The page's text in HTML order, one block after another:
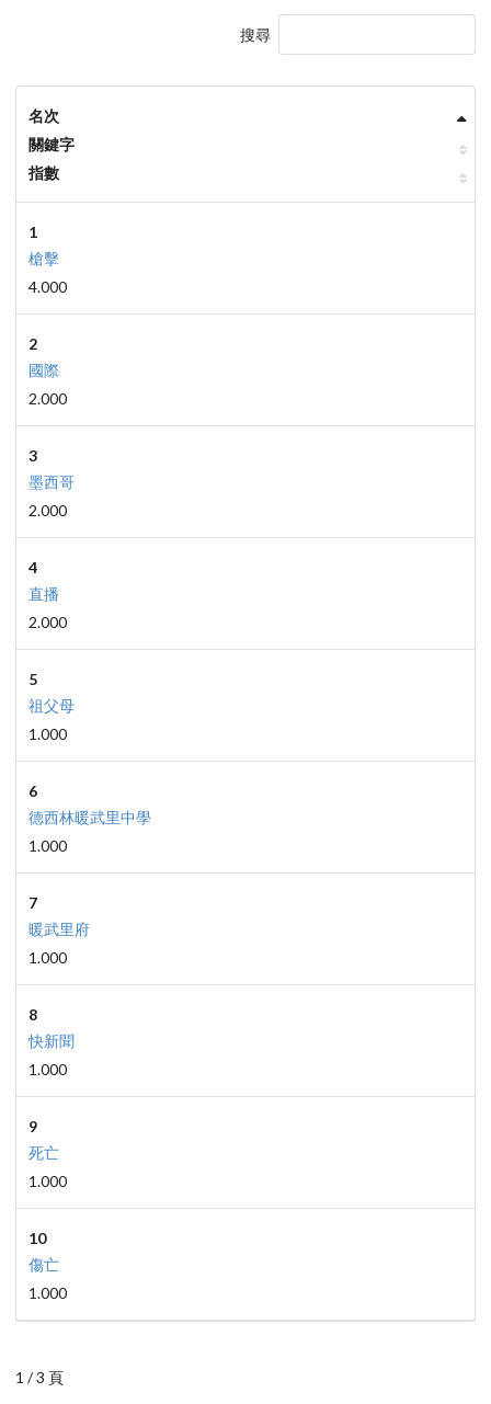
搜尋
名次
關鍵字
指數
1
槍擊
4.000
2
國際
2.000
3
墨西哥
2.000
4
直播
2.000
5
祖父母
1.000
6
德西林暖武里中學
1.000
7
暖武里府
1.000
8
快新聞
1.000
9
死亡
1.000
10
傷亡
1.000
1 / 3 頁